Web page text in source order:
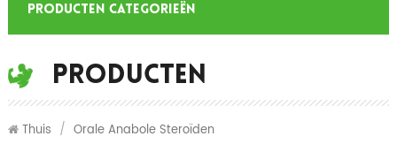
Producten categorieën
Producten
Thuis / Orale Anabole Steroïden